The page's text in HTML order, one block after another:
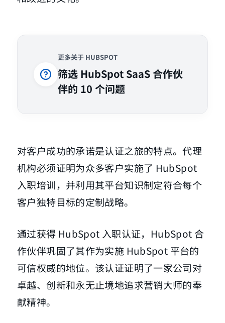
更多关于 HUBSPOT
筛选 HubSpot SaaS 合作伙
伴的 10 个问题
对客户成功的承诺是认证之旅的特点。代理
机构必须证明为众多客户实施了 HubSpot
入职培训，并利用其平台知识制定符合每个
客户独特目标的定制战略。
通过获得 HubSpot 入职认证，HubSpot 合
作伙伴巩固了其作为实施 HubSpot 平台的
可信权威的地位。该认证证明了一家公司对
卓越、创新和永无止境地追求营销大师的奉
献精神。